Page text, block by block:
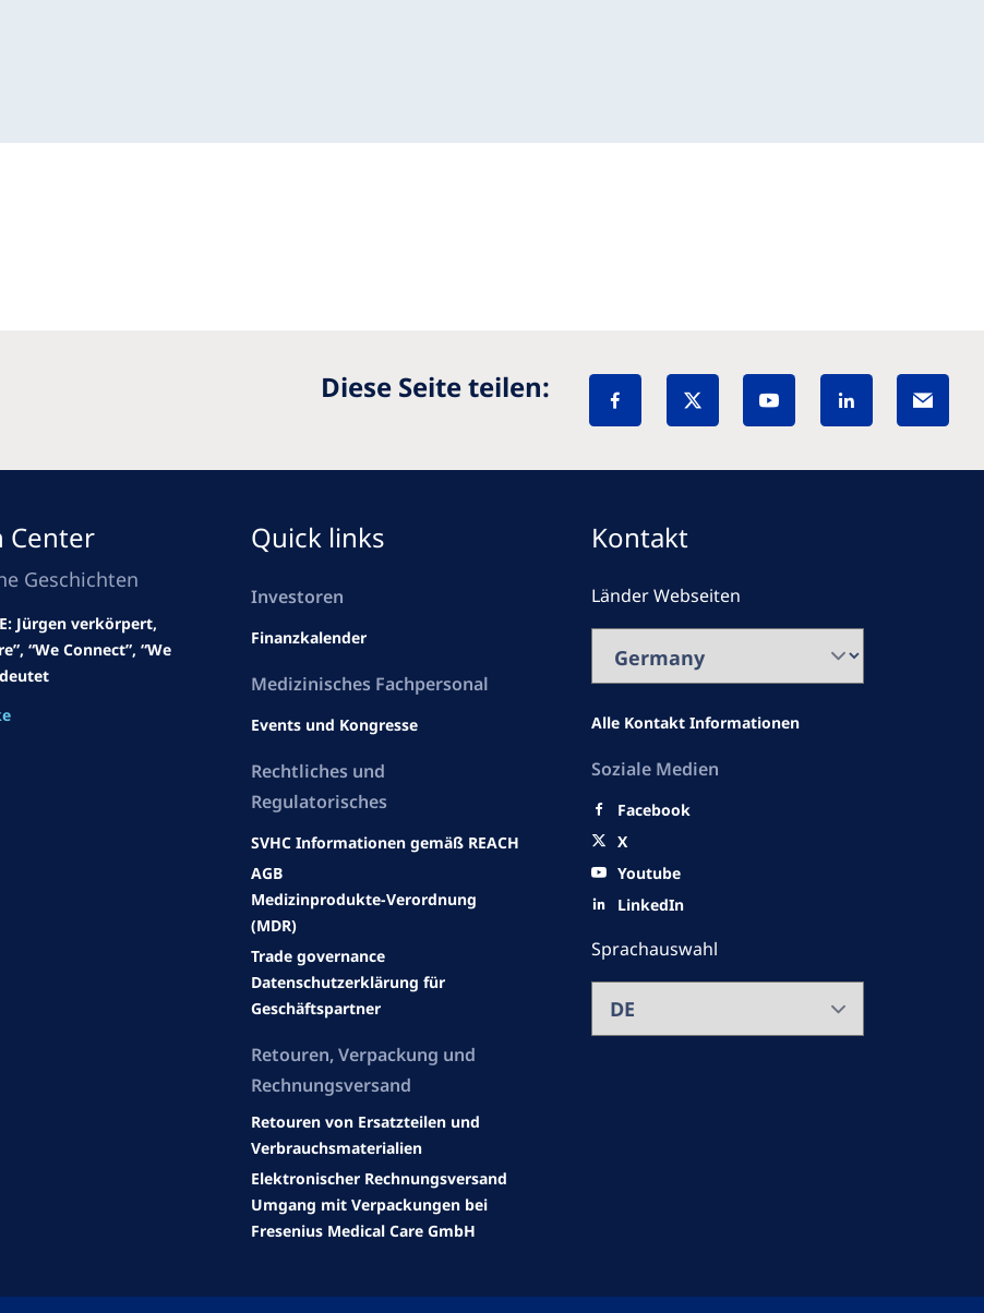
Diese Seite teilen:
Center
Geschichten
Jürgen verkörpert,
“We Connect”, “We
Quick links
Investoren
Finanzkalender
Medizinisches Fachpersonal
Events und Kongresse
Rechtliches und
Regulatorisches
SVHC Informationen gemäß REACH
AGB
Medizinprodukte-Verordnung
(MDR)
Trade governance
Datenschutzerklärung für
Geschäftspartner
Retouren, Verpackung und
Rechnungsversand
Retouren von Ersatzteilen und
Verbrauchsmaterialien
Elektronischer Rechnungsversand
Umgang mit Verpackungen bei
Fresenius Medical Care GmbH
Kontakt
Länder Webseiten
Alle Kontakt Informationen
Soziale Medien
Facebook
X
Youtube
LinkedIn
Sprachauswahl